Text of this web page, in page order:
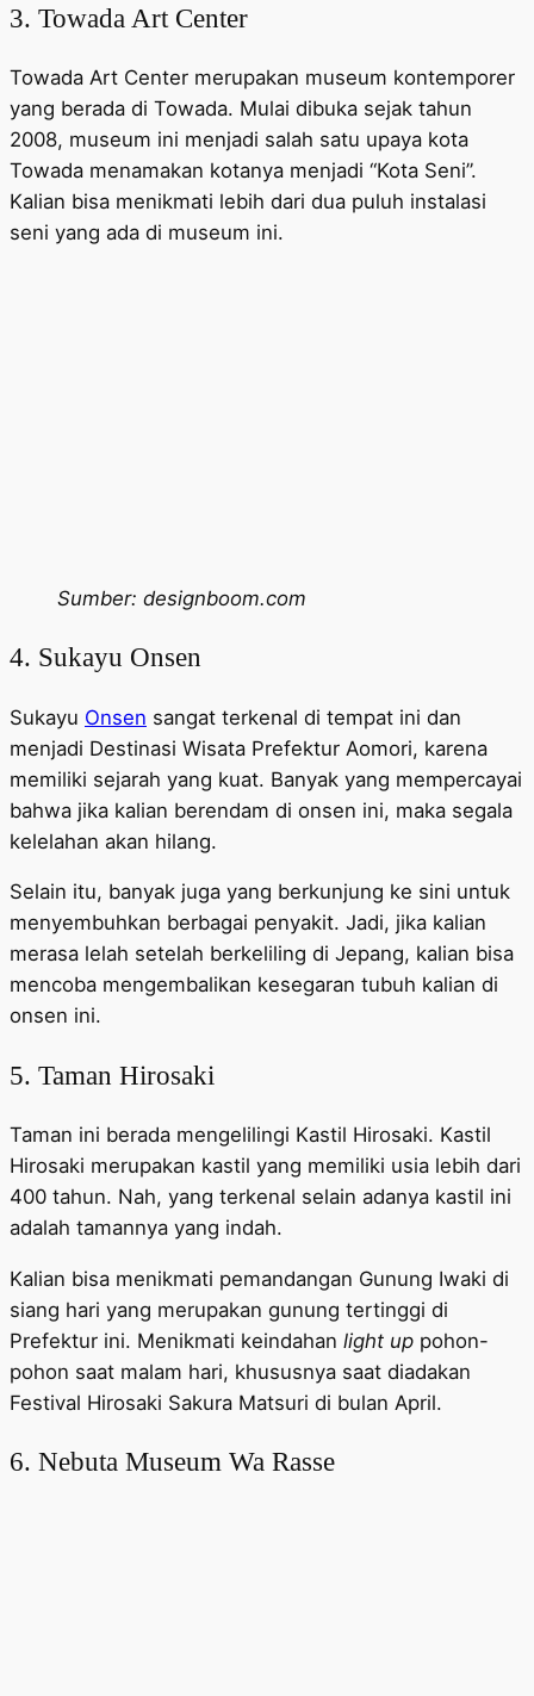
3. Towada Art Center
Towada Art Center merupakan museum kontemporer
yang berada di Towada. Mulai dibuka sejak tahun
2008, museum ini menjadi salah satu upaya kota
Towada menamakan kotanya menjadi “Kota Seni”.
Kalian bisa menikmati lebih dari dua puluh instalasi
seni yang ada di museum ini.
Sumber: designboom.com
4. Sukayu Onsen
Sukayu Onsen sangat terkenal di tempat ini dan
menjadi Destinasi Wisata Prefektur Aomori, karena
memiliki sejarah yang kuat. Banyak yang mempercayai
bahwa jika kalian berendam di onsen ini, maka segala
kelelahan akan hilang.
Selain itu, banyak juga yang berkunjung ke sini untuk
menyembuhkan berbagai penyakit. Jadi, jika kalian
merasa lelah setelah berkeliling di Jepang, kalian bisa
mencoba mengembalikan kesegaran tubuh kalian di
onsen ini.
5. Taman Hirosaki
Taman ini berada mengelilingi Kastil Hirosaki. Kastil
Hirosaki merupakan kastil yang memiliki usia lebih dari
400 tahun. Nah, yang terkenal selain adanya kastil ini
adalah tamannya yang indah.
Kalian bisa menikmati pemandangan Gunung Iwaki di
siang hari yang merupakan gunung tertinggi di
Prefektur ini. Menikmati keindahan light up pohon-
pohon saat malam hari, khususnya saat diadakan
Festival Hirosaki Sakura Matsuri di bulan April.
6. Nebuta Museum Wa Rasse